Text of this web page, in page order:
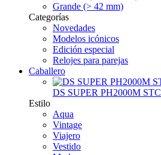
Grande (> 42 mm)
Categorías
Novedades
Modelos icónicos
Edición especial
Relojes para parejas
Caballero
DS SUPER PH2000M STC
Estilo
Aqua
Vintage
Viajero
Vestido